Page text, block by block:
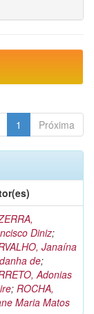
1 Próxima
Diniz;
Janaína
de;
Adonias
; ROCHA,
Maria Matos